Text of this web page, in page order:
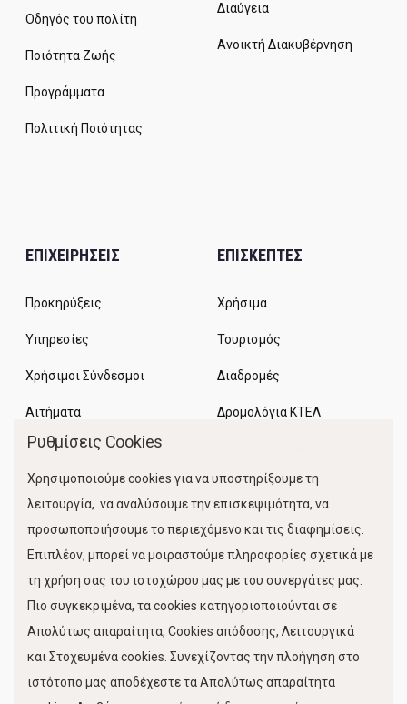
Οδηγός του πολίτη
Ποιότητα Ζωής
Προγράμματα
Πολιτική Ποιότητας
Διαύγεια
Ανοικτή Διακυβέρνηση
ΕΠΙΧΕΙΡΗΣΕΙΣ
Προκηρύξεις
Υπηρεσίες
Χρήσιμοι Σύνδεσμοι
Αιτήματα
ΕΠΙΣΚΕΠΤΕΣ
Χρήσιμα
Τουρισμός
Διαδρομές
Δρομολόγια ΚΤΕΛ
Κίνηση Λιμένος
FOLLOW US
Ρυθμίσεις Cookies
Χρησιμοποιούμε cookies για να υποστηρίξουμε τη
λειτουργία, να αναλύσουμε την επισκεψιμότητα, να
προσωποποιήσουμε το περιεχόμενο και τις διαφημίσεις.
Επιπλέον, μπορεί να μοιραστούμε πληροφορίες σχετικά με
τη χρήση σας του ιστοχώρου μας με του συνεργάτες μας.
Πιο συγκεκριμένα, τα cookies κατηγοριοποιούνται σε
Απολύτως απαραίτητα, Cookies απόδοσης, Λειτουργικά
και Στοχευμένα cookies. Συνεχίζοντας την πλοήγηση στο
ιστότοπο μας αποδέχεστε τα Απολύτως απαραίτητα